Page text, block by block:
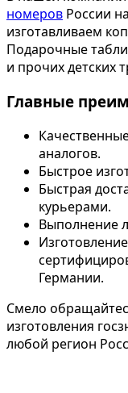
номеров России
изготавливаем
Подарочные
и прочих детских
Главные
аналогов.
Быстрое
Быстрая
курьерами.
Выполнение
Германии.
Смело
изготовления
любой регион